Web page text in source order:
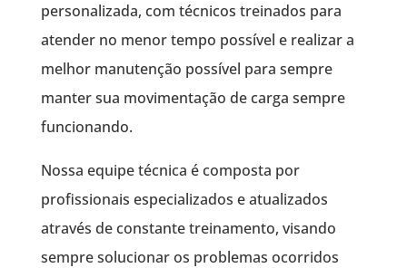
personalizada, com técnicos treinados para
atender no menor tempo possível e realizar a
melhor manutenção possível para sempre
manter sua movimentação de carga sempre
funcionando.
Nossa equipe técnica é composta por
profissionais especializados e atualizados
através de constante treinamento, visando
sempre solucionar os problemas ocorridos